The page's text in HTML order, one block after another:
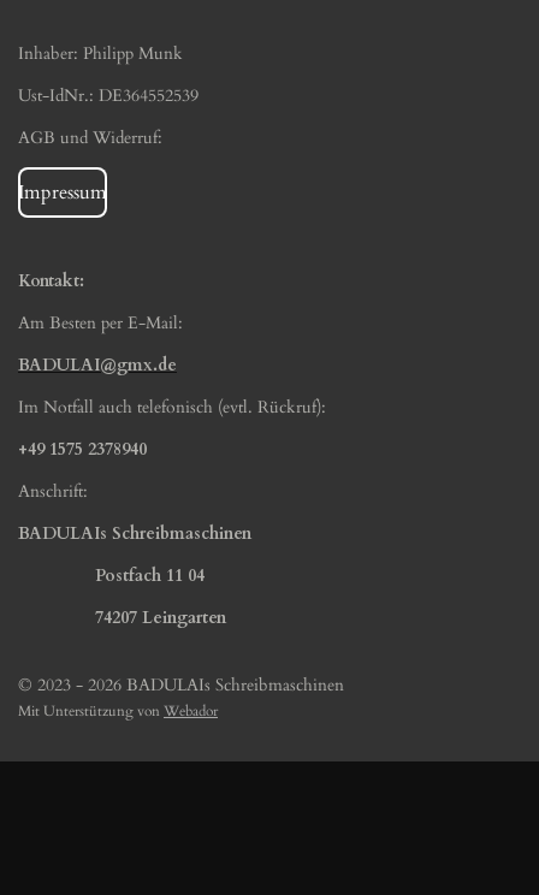
Inhaber: Philipp Munk
Ust-IdNr.: DE364552539
AGB und Widerruf:
Impressum
Kontakt:
Am Besten per E-Mail:
BADULAI@gmx.de
Im Notfall auch telefonisch (evtl. Rückruf):
+49 1575 2378940
Anschrift:
BADULAIs Schreibmaschinen
Postfach 11 04
74207 Leingarten
© 2023 - 2026 BADULAIs Schreibmaschinen
Mit Unterstützung von Webador